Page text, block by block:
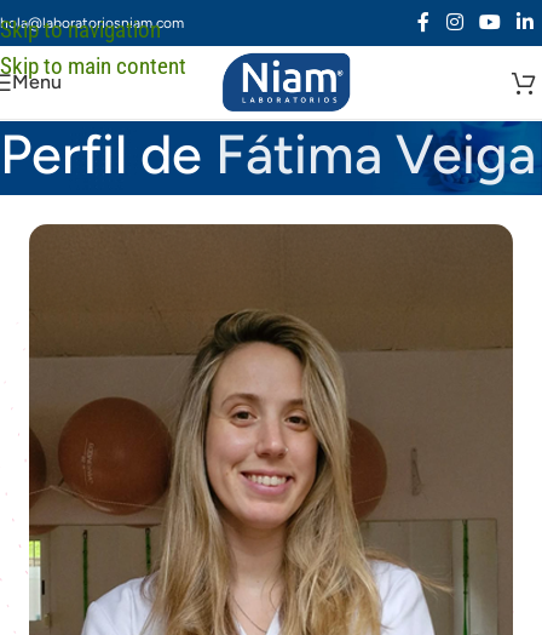
Skip to navigation
Skip to main content
hola@laboratoriosniam.com
Menu
Perfil de Fátima Veiga